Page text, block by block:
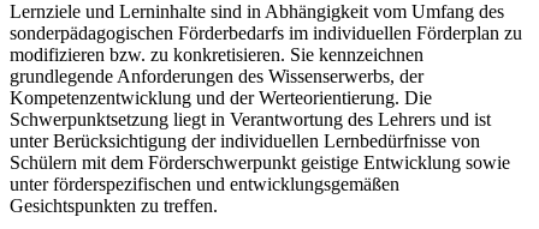
Lernziele und Lerninhalte sind in Abhängigkeit vom Umfang des
sonderpädagogischen Förderbedarfs im individuellen Förderplan zu
modifizieren bzw. zu konkretisieren. Sie kennzeichnen
grundlegende Anforderungen des Wissenserwerbs, der
Kompetenzentwicklung und der Werteorientierung. Die
Schwerpunktsetzung liegt in Verantwortung des Lehrers und ist
unter Berücksichtigung der individuellen Lernbedürfnisse von
Schülern mit dem Förderschwerpunkt geistige Entwicklung sowie
unter förderspezifischen und entwicklungsgemäßen
Gesichtspunkten zu treffen.